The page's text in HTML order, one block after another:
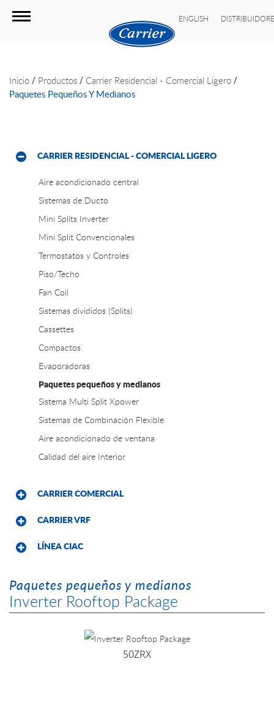
ENGLISH
Inicio / Productos / Carrier Residencial - Comercial Ligero /
Paquetes Pequeños Y Medianos
CARRIER RESIDENCIAL - COMERCIAL LIGERO
Aire acondicionado central
Sistemas de Ducto
Mini Splits Inverter
Mini Split Convencionales
Termostatos y Controles
Piso/Techo
Fan Coil
Sistemas divididos (Splits)
Cassettes
Compactos
Evaporadoras
Paquetes pequeños y medianos
Sistema Multi Split Xpower
Sistemas de Combinación Flexible
Aire acondicionado de ventana
Calidad del aire Interior
CARRIER COMERCIAL
CARRIER VRF
LÍNEA CIAC
Paquetes pequeños y medianos
Inverter Rooftop Package
50ZRX